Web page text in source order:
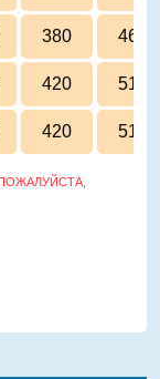
380 460
420 510
420 510
ПОЖАЛУЙСТА,